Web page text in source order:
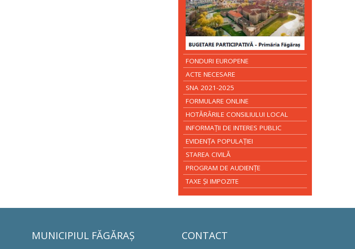
FONDURI EUROPENE
ACTE NECESARE
SNA 2021-2025
FORMULARE ONLINE
HOTĂRÂRILE CONSILIULUI LOCAL
INFORMAŢII DE INTERES PUBLIC
EVIDENŢA POPULAŢIEI
STAREA CIVILĂ
PROGRAM DE AUDIENŢE
TAXE ŞI IMPOZITE
MUNICIPIUL FĂGĂRAŞ CONTACT